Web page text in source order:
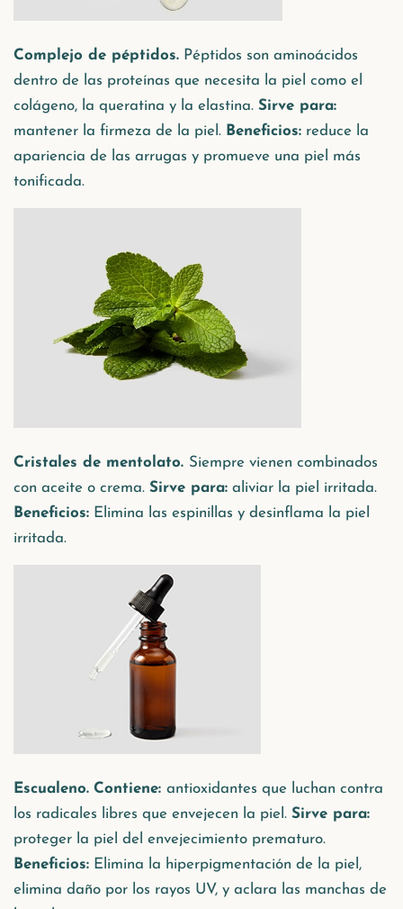
Complejo de péptidos. Péptidos son aminoácidos
dentro de las proteínas que necesita la piel como el
colágeno, la queratina y la elastina. Sirve para:
mantener la firmeza de la piel. Beneficios: reduce la
apariencia de las arrugas y promueve una piel más
tonificada.
Cristales de mentolato. Siempre vienen combinados
con aceite o crema. Sirve para: aliviar la piel irritada.
Beneficios: Elimina las espinillas y desinflama la piel
irritada.
Escualeno. Contiene: antioxidantes que luchan contra
los radicales libres que envejecen la piel. Sirve para:
proteger la piel del envejecimiento prematuro.
Beneficios: Elimina la hiperpigmentación de la piel,
elimina daño por los rayos UV, y aclara las manchas de